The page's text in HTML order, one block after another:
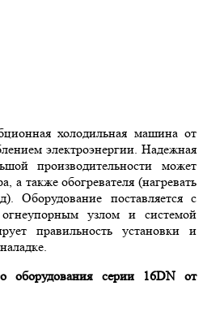
холодильная машина от
электроэнергии. Надежная
производительности
может
а также обогревателя (нагревать
Оборудование поставляется с
огнеупорным узлом и системой
правильность установки и
оборудования серии 16DN от